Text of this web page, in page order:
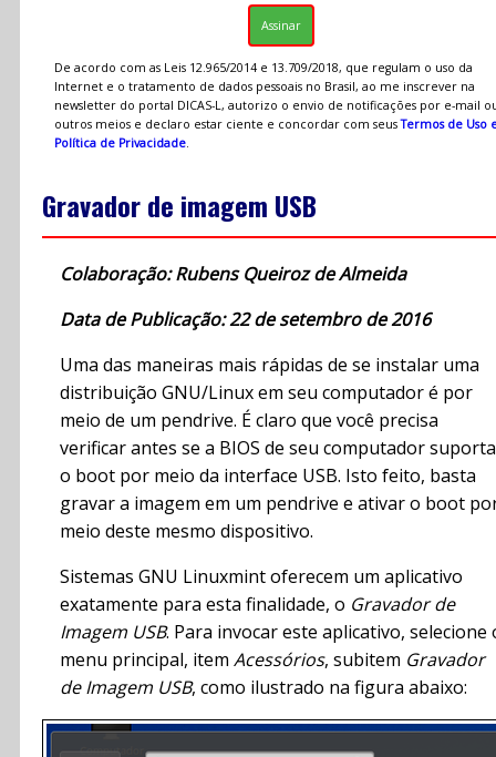
De acordo com as Leis 12.965/2014 e 13.709/2018, que regulam o uso da
Internet e o tratamento de dados pessoais no Brasil, ao me inscrever na
newsletter do portal DICAS-L, autorizo o envio de notificações por e-mail
outros meios e declaro estar ciente e concordar com seusTermos de Uso
Política de Privacidade.
Gravador de imagem USB
Colaboração: Rubens Queiroz de Almeida
Data de Publicação: 22 de setembro de 2016
Uma das maneiras mais rápidas de se instalar uma
distribuição GNU/Linux em seu computador é por
meio de um pendrive. É claro que você precisa
verificar antes se a BIOS de seu computador suporta
o boot por meio da interface USB. Isto feito, basta
gravar a imagem em um pendrive e ativar o boot
meio deste mesmo dispositivo.
Sistemas GNU Linuxmint oferecem um aplicativo
exatamente para esta finalidade, o Gravador de
Imagem USB. Para invocar este aplicativo, selecione
menu principal, item Acessórios, subitem Gravador
de Imagem USB, como ilustrado na figura abaixo: